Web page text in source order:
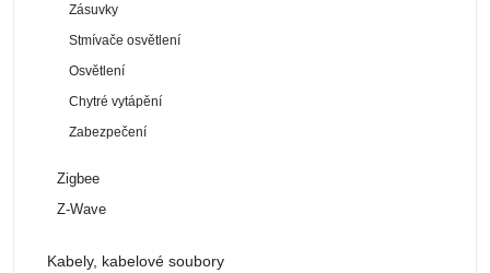
Zásuvky
Stmívače osvětlení
Osvětlení
Chytré vytápění
Zabezpečení
Zigbee
Z-Wave
Kabely, kabelové soubory